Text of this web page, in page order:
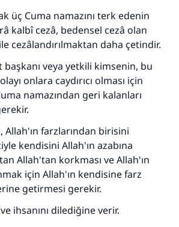
üç Cuma namazını terk edenin
kalbî cezâ, bedensel cezâ olan
cezâlandırılmaktan daha çetindir.
veya yetkili kimsenin, bu
onlara caydırıcı olması için
namazından geri kalanları
Allah'ın farzlarından birisini
kendisini Allah'ın azabına
Allah'tan korkması ve Allah'ın
için Allah'ın kendisine farz
getirmesi gerekir.
ihsanını dilediğine verir.
katkı yapın!